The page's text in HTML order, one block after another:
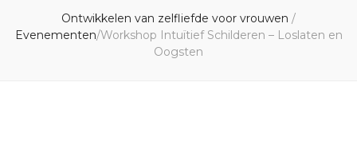
Ontwikkelen van zelfliefde voor vrouwen /
Evenementen/Workshop Intuïtief Schilderen – Loslaten en
Oogsten